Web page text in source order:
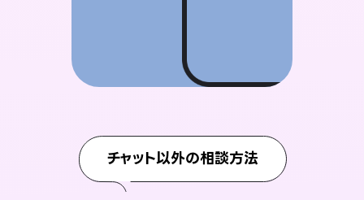
チャット以外の相談方法